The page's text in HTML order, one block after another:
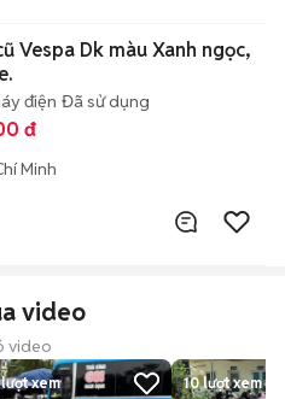
Vespa Dk màu Xanh ngọc,
điện Đã sử dụng
đ
Minh
video
video
xem 10lượt xem